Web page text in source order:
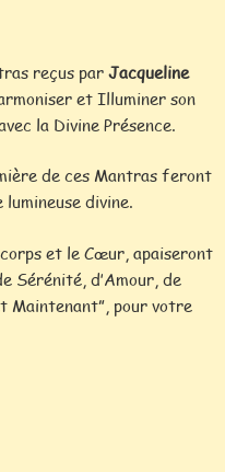
reçus parJacqueline
et Illuminer son
la Divine Présence.
de ces Mantras feront
divine.
et le Cœur, apaiseront
Sérénité, d’Amour, de
Maintenant”, pour votre